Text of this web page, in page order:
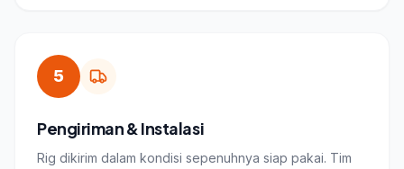
5
Pengiriman & Instalasi
Rig dikirim dalam kondisi sepenuhnya siap pakai. Tim